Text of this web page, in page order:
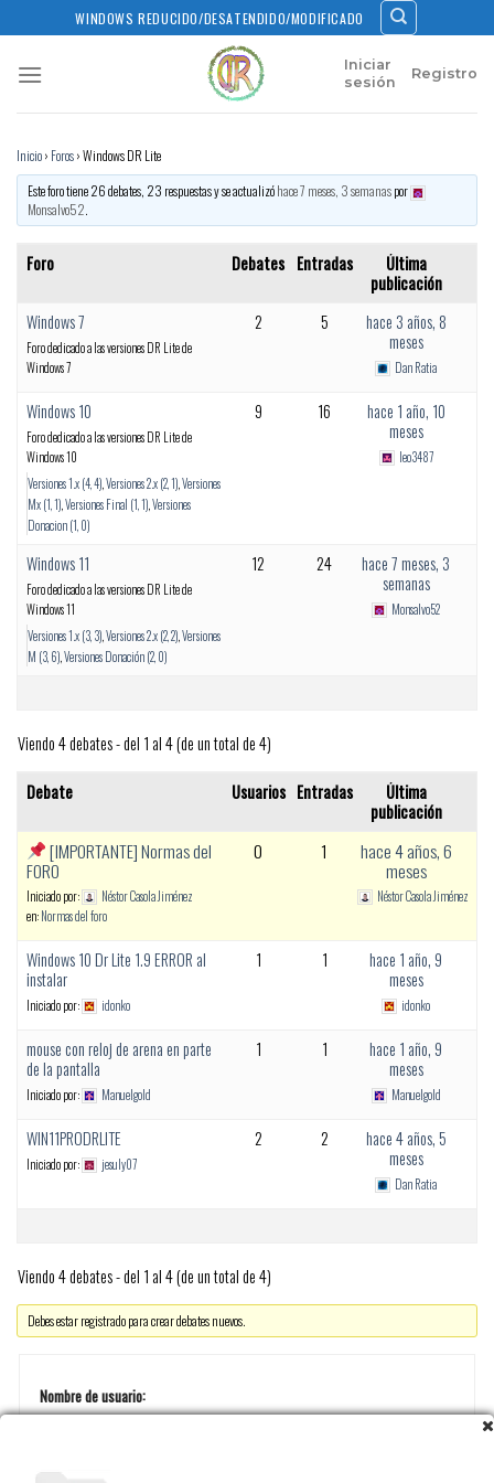
to
content
WINDOWS REDUCIDO/DESATENDIDO/MODIFICADO
Iniciar
sesión
Registro
Inicio› Foros›Windows DR Lite
Este foro tiene 26 debates, 23 respuestas y se actualizóhace 7 meses, 3 semanaspor
Monsalvo52.
Foro Debates Entradas
Última
publicación
Windows 7
Foro dedicado a las versiones DR Lite de
Windows 7
2 5
hace 3 años, 8
meses
Dan Ratia
Windows 10
Foro dedicado a las versiones DR Lite de
Windows 10
Versiones 1.x (4, 4) Versiones 2.x (2, 1) Versiones
Mx (1, 1) Versiones Final (1, 1) Versiones
Donacion (1, 0)
9 16
hace 1 año, 10
meses
leo3487
Windows 11
Foro dedicado a las versiones DR Lite de
Windows 11
Versiones 1.x (3, 3) Versiones 2.x (2, 2) Versiones
M (3, 6) Versiones Donación (2, 0)
12 24
hace 7 meses, 3
semanas
Monsalvo52
Viendo 4 debates - del 1 al 4 (de un total de 4)
Debate Usuarios Entradas
Última
publicación
[IMPORTANTE] Normas del
FORO
Iniciado por:
Néstor Casola Jiménez
en:Normas del foro
0 1 hace 4 años, 6
meses
Néstor Casola Jiménez
Windows 10 Dr Lite 1.9 ERROR al
instalar
Iniciado por: idonko
1 1
hace 1 año, 9
meses
idonko
mouse con reloj de arena en parte
de la pantalla
Iniciado por: Manuelgold
1 1
hace 1 año, 9
meses
Manuelgold
WIN11PRODRLITE
Iniciado por: jesuly07
2 2
hace 4 años, 5
meses
Dan Ratia
Viendo 4 debates - del 1 al 4 (de un total de 4)
Debes estar registrado para crear debates nuevos.
Nombre de usuario: